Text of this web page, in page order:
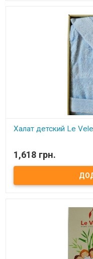
Халат детский Le
бамбук, 35% хлопок.
1,618 грн.